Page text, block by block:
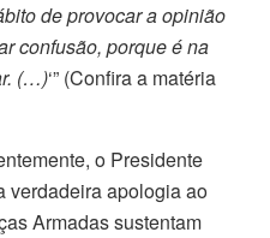
de provocar a opinião
confusão, porque é na
(…)‘” (Confira a matéria
o Presidente
verdadeira apologia ao
Armadas sustentam